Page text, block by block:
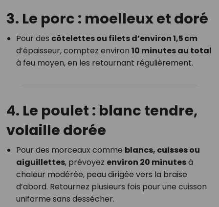
3. Le porc : moelleux et doré
Pour des côtelettes ou filets d’environ 1,5 cm
d’épaisseur, comptez environ 10 minutes au total
à feu moyen, en les retournant régulièrement.
4. Le poulet : blanc tendre,
volaille dorée
Pour des morceaux comme blancs, cuisses ou
aiguillettes, prévoyez environ 20 minutesà
chaleur modérée, peau dirigée vers la braise
d’abord. Retournez plusieurs fois pour une cuisson
uniforme sans dessécher.